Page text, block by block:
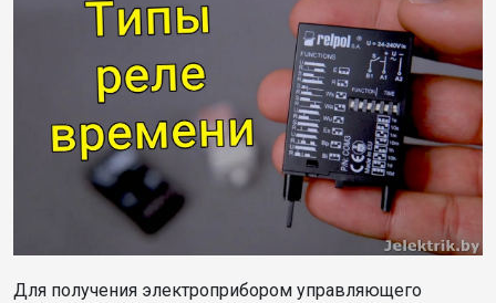
Для получения электроприбором управляющего